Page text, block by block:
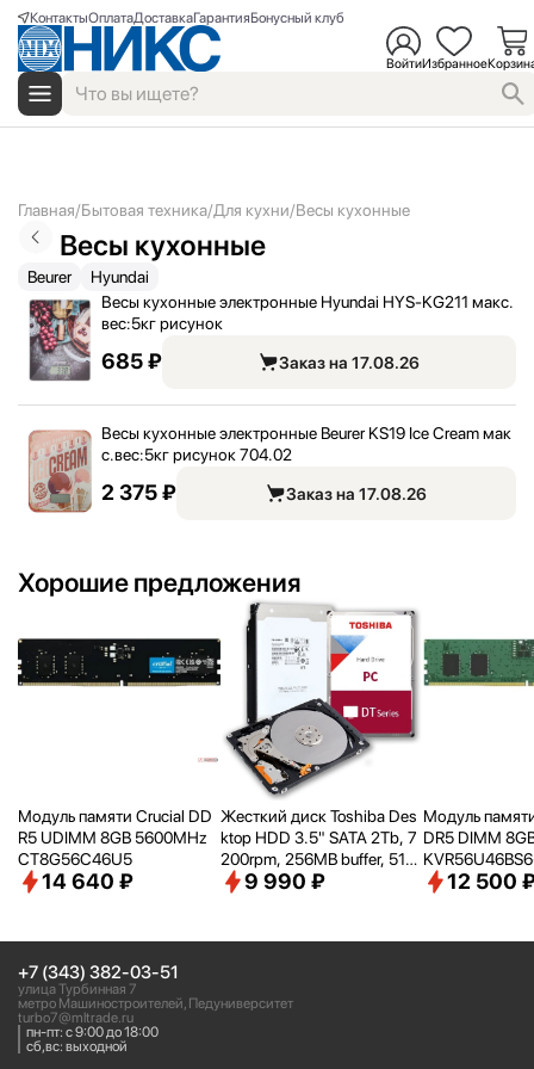
КонтактыОплатаДоставкаГарантияБонусный клуб
ВойтиИзбранное
Главная Бытовая техника Для кухни Весы кухонные
Весы кухонные
Beurer
Hyundai
Весы кухонные электронные Hyundai HYS-KG211 макс.
вес:5кг рисунок
685 ₽ Заказ на 17.08.26
Весы кухонные электронные Beurer KS19 Ice Cream мак
с.вес:5кг рисунок 704.02
2 375 ₽ Заказ на 17.08.26
Хорошие предложения
Модуль памяти Crucial DD
R5 UDIMM 8GB 5600MHz
CT8G56C46U5
14 640 ₽
Жесткий диск Toshiba Des
ktop HDD 3.5" SATA 2Tb, 7
200rpm, 256MB buffer, 512
e, SMR, DT02ACA200
9 990 ₽
Модуль
DR5 DIMM
RTL PC5-
12 500
+7 (343) 382-03-51
улица Турбинная 7
метро Машиностроителей, Педуниверситет
turbo7@mltrade.ru
пн-пт: с 9:00 до 18:00
сб,вс: выходной